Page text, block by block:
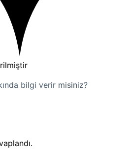
bilgi verir misiniz?